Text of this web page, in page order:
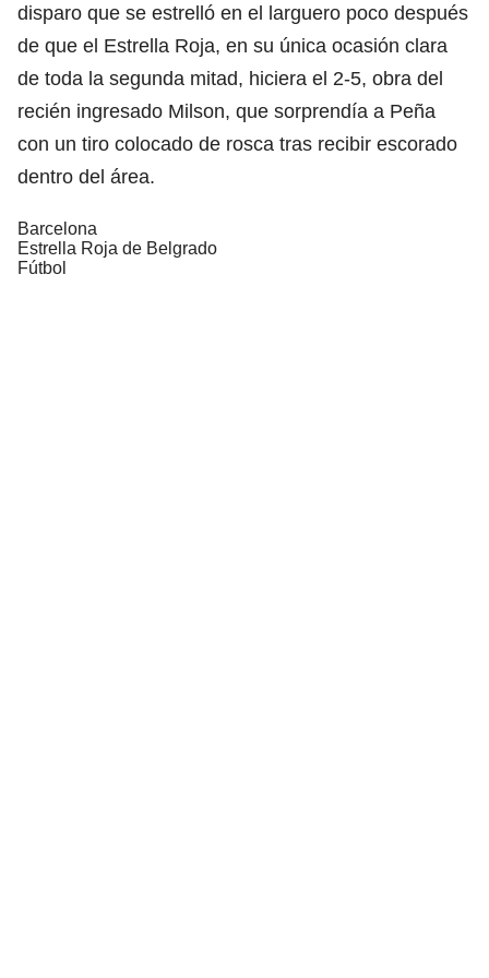
disparo que se estrelló en el larguero poco después
de que el Estrella Roja, en su única ocasión clara
de toda la segunda mitad, hiciera el 2-5, obra del
recién ingresado Milson, que sorprendía a Peña
con un tiro colocado de rosca tras recibir escorado
dentro del área.
Barcelona
Estrella Roja de Belgrado
Fútbol